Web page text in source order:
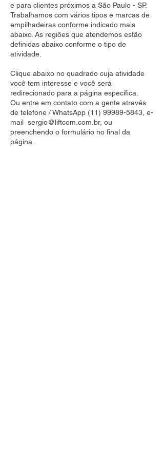
e para clientes próximos a São Paulo - SP.
Trabalhamos com vários tipos e marcas de
empilhadeiras conforme indicado mais
abaixo. As regiões que atendemos estão
definidas abaixo conforme o tipo de
atividade.
Clique abaixo no quadrado cuja atividade
você tem interesse e você será
redirecionado para a página específica.
Ou entre em contato com a gente através
de telefone / WhatsApp (11) 99989-5843 , e-
mail sergio@liftcom.com.br, ou
preenchendo o formulário no final da
página.